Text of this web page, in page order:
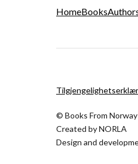
HomeBooks
© Books From Norway
Created byNORLA
Design and